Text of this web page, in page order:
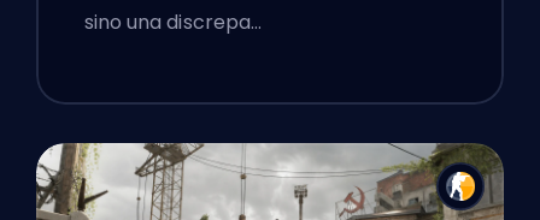
sino una discrepa…